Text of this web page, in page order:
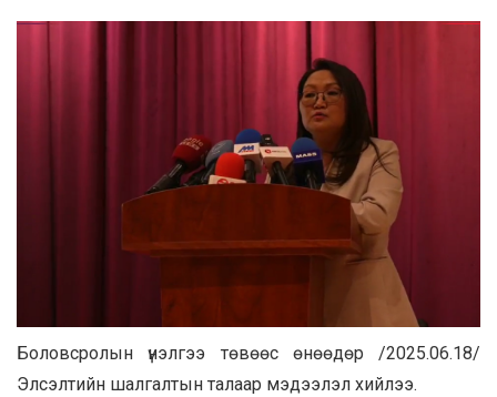
Боловсролын үнэлгээ төвөөс өнөөдөр /2025.06.18/
Элсэлтийн шалгалтын талаар мэдээлэл хийлээ.